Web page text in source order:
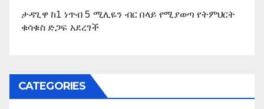
ታዳጊዋ ከ1 ነጥብ 5 ሚሊዬን ብር በላይ የሚያወጣ የትምህርት
ቁሳቁስ ድጋፍ አደረገች
CATEGORIES